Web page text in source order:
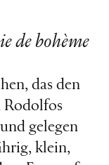
de bohème
das den
Rodolfos
gelegen
klein,